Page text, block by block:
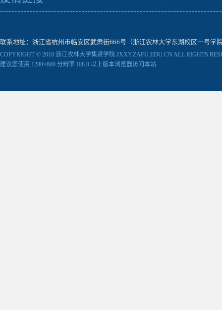
联系地址：浙江省杭州市临安区武肃街666号（浙江农林大学东湖校区一号学
COPYRIGHT © 2018 浙江农林大学集贤学院 JXXY.ZAFU.EDU.CN ALL RIGHTS
建议您使用 1280×800 分辨率 IE8.0 以上版本浏览器访问本站